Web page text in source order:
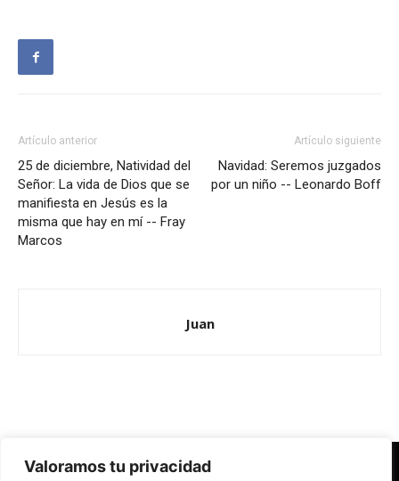
Valoramos tu privacidad
Artículo anterior
25 de diciembre, Natividad del
Señor: La vida de Dios que se
manifiesta en Jesús es la
misma que hay en mí -- Fray
Marcos
Artículo siguiente
Navidad: Seremos juzgados
por un niño -- Leonardo Boff
Juan
Redes Cristianas